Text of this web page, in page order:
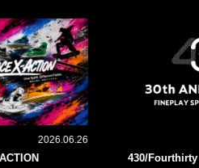
2026.06.26
430/